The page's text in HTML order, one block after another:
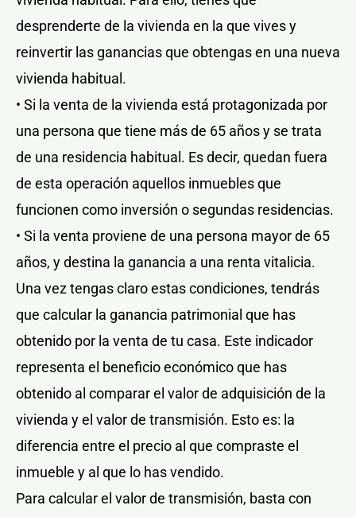
desprenderte de la vivienda en la que vives y
reinvertir las ganancias que obtengas en una nueva
vivienda habitual.
• Si la venta de la vivienda está protagonizada por
una persona que tiene más de 65 años y se trata
de una residencia habitual. Es decir, quedan fuera
de esta operación aquellos inmuebles que
funcionen como inversión o segundas residencias.
• Si la venta proviene de una persona mayor de 65
años, y destina la ganancia a una renta vitalicia.
Una vez tengas claro estas condiciones, tendrás
que calcular la ganancia patrimonial que has
obtenido por la venta de tu casa. Este indicador
representa el beneficio económico que has
obtenido al comparar el valor de adquisición de la
vivienda y el valor de transmisión. Esto es: la
diferencia entre el precio al que compraste el
inmueble y al que lo has vendido.
Para calcular el valor de transmisión, basta con